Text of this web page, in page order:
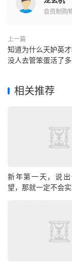
会员制购
上一篇
知道为什么天妒英
没人去管笨蛋活了多
相关推荐
新年第一天，说
望，那就一定不会实